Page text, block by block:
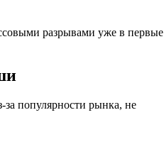
разрывами уже в первые
популярности рынка, не